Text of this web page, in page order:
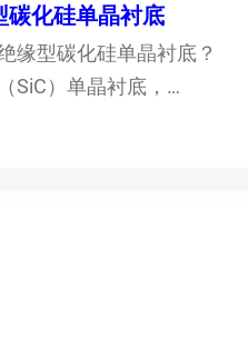
化硅单晶衬底
缘型碳化硅单晶衬底？
SiC）单晶衬底，…